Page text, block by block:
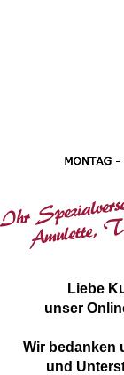
Liebe
unser
Wir bedanken
und